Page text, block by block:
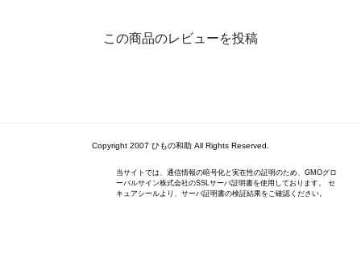
この商品のレビューを投稿
Copyright 2007 ひもの和助 All Rights Reserved.
当サイトでは、通信情報の暗号化と実在性の証明のため、GMOグロ
ーバルサイン株式会社のSSLサーバ証明書を使用しております。 セ
キュアシールより、サーバ証明書の検証結果をご確認ください。